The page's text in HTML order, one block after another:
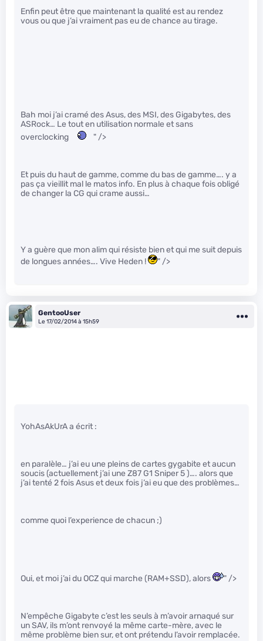
Enfin peut être que maintenant la qualité est au rendez
vous ou que j’ai vraiment pas eu de chance au tirage.
Bah moi j’ai cramé des Asus, des MSI, des Gigabytes, des
ASRock… Le tout en utilisation normale et sans
overclocking
" />
Et puis du haut de gamme, comme du bas de gamme…. y a
pas ça vieillit mal le matos info. En plus à chaque fois obligé
de changer la CG qui crame aussi…
Y a guère que mon alim qui résiste bien et qui me suit depuis
de longues années…. Vive Heden !
" />
GentooUser
Le 17/02/2014 à 15h59
YohAsAkUrA a écrit :
en paralèle… j’ai eu une pleins de cartes gygabite et aucun
soucis (actuellement j’ai une Z87 G1 Sniper 5 )…. alors que
j’ai tenté 2 fois Asus et deux fois j’ai eu que des problèmes…
comme quoi l’experience de chacun ;)
Oui, et moi j’ai du OCZ qui marche (RAM+SSD), alors " />
N’empêche Gigabyte c’est les seuls à m’avoir arnaqué sur
un SAV, ils m’ont renvoyé la même carte-mère, avec le
même problème bien sur, et ont prétendu l’avoir remplacée.